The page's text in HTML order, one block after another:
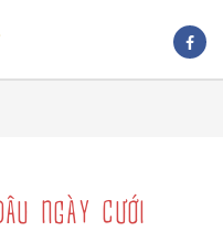
NGÀY CƯỚI